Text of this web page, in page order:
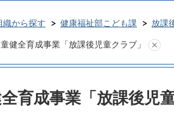
織から探す 健康福祉部こども課 放課
健全育成事業「放課後児童クラブ」
育成事業「放課後児